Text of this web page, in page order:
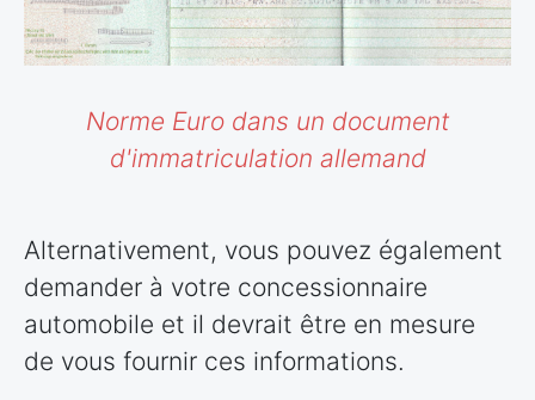
Norme Euro dans un document
d'immatriculation allemand
Alternativement, vous pouvez également
demander à votre concessionnaire
automobile et il devrait être en mesure
de vous fournir ces informations.